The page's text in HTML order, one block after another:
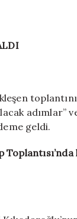
adımlar”
geldi.